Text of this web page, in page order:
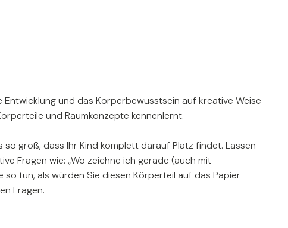
und das Körperbewusstsein auf kreative Weise
und Raumkonzepte kennenlernt.
so groß, dass Ihr Kind komplett darauf Platz findet. Lassen
Fragen wie: „Wo zeichne ich gerade (auch mit
so tun, als würden Sie diesen Körperteil auf das Papier
Fragen.